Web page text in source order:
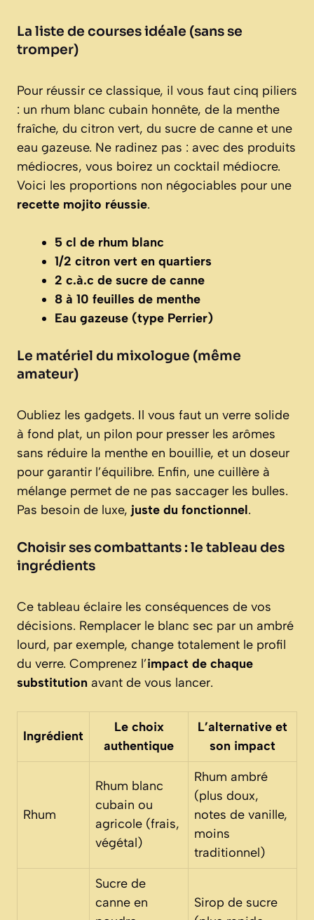
La liste de courses idéale (sans se
tromper)
Pour réussir ce classique, il vous faut cinq piliers
: un rhum blanc cubain honnête, de la menthe
fraîche, du citron vert, du sucre de canne et une
eau gazeuse. Ne radinez pas : avec des produits
médiocres, vous boirez un cocktail médiocre.
Voici les proportions non négociables pour une
recette mojito réussie.
5 cl de rhum blanc
1/2 citron vert en quartiers
2 c.à.c de sucre de canne
8 à 10 feuilles de menthe
Eau gazeuse (type Perrier)
Le matériel du mixologue (même
amateur)
Oubliez les gadgets. Il vous faut un verre solide
à fond plat, un pilon pour presser les arômes
sans réduire la menthe en bouillie, et un doseur
pour garantir l’équilibre. Enfin, une cuillère à
mélange permet de ne pas saccager les bulles.
Pas besoin de luxe, juste du fonctionnel.
Choisir ses combattants : le tableau des
ingrédients
Ce tableau éclaire les conséquences de vos
décisions. Remplacer le blanc sec par un ambré
lourd, par exemple, change totalement le profil
du verre. Comprenez l’impact de chaque
substitution avant de vous lancer.
Ingrédient
Le choix
authentique
L’alternative et
son impact
Rhum
Rhum blanc
cubain ou
agricole (frais,
végétal)
Rhum ambré
(plus doux,
notes de vanille,
moins
traditionnel)
Sucre de
canne en
Sirop de sucre